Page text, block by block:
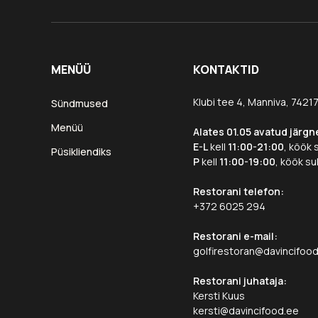
MENÜÜ
Sündmused
Menüü
Püsikliendiks
KONTAKTID
Klubi tee 4, Manniva,
Alates 01.05 avatud
E-Lkell 11:00-21:00, köök
Pkell 11:00-19:00, köök
Restorani telefon:
+372 6025 294
Restorani e-mail:
Restorani juhataja:
Kersti Kuus
kersti@davincifood.ee